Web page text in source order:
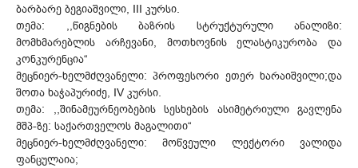
ბარბარე ბეგიაშვილი, III კურსი.
თემა: ,,წიგნების ბაზრის სტრუქტურული ანალიზი:
მომხმარებლის არჩევანი, მოთხოვნის ელასტიკურობა და
კონკურენცია“
მეცნიერ-ხელმძღვანელი: პროფესორი ეთერ ხარაიშვილი;და
შოთა ხაჭაპურიძე, IV კურსი.
თემა: ,,შინამეურნეობების სესხების ასიმეტრიული გავლენა
მშპ-ზე: საქართველოს მაგალითი“
მეცნიერ-ხელმძღვანელი: მოწვეული ლექტორი ვალიდა
ფანცულაია;